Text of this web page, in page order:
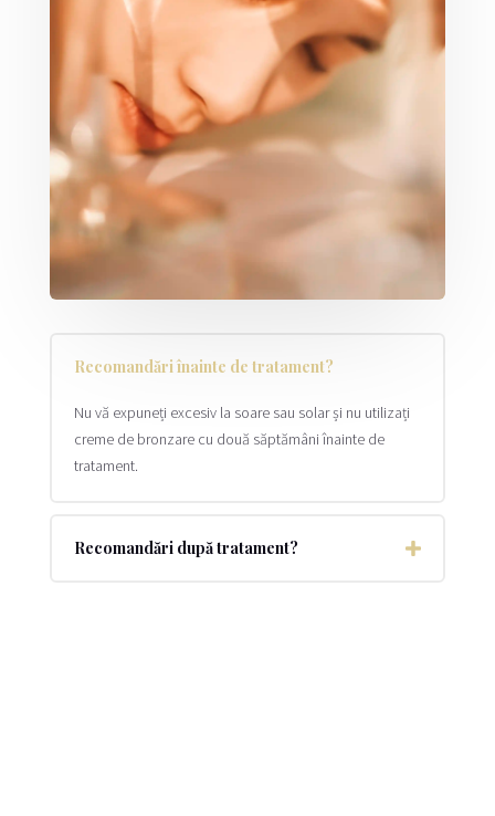
Recomandări înainte de tratament?
Nu vă expuneți excesiv la soare sau solar și nu utilizați
creme de bronzare cu două săptămâni înainte de
tratament.
Recomandări după tratament?